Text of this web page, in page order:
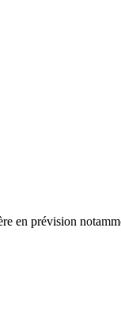
en prévision